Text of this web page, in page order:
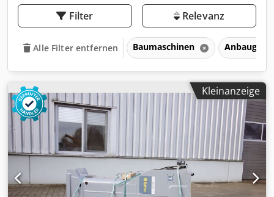
Filter Relevanz
Alle Filter entfernen Baumaschinen
Kleinanzeige